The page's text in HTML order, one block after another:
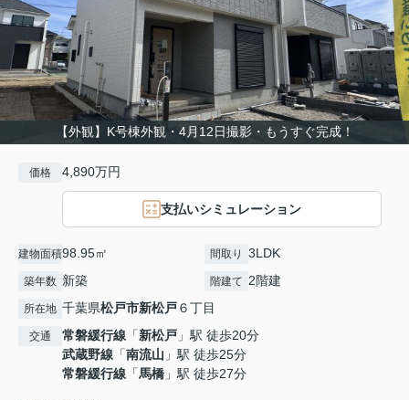
【外観】K号棟外観・4月12日撮影・もうすぐ完成！
価格 4,890万円
支払いシミュレーション
建物面積98.95㎡ 間取り 3LDK
築年数 新築 階建て 2階建
所在地 千葉県松戸市新松戸６丁目
交通 常磐緩行線 「新松戸 」駅 徒歩20分
武蔵野線 「南流山 」駅 徒歩25分
常磐緩行線 「馬橋 」駅 徒歩27分